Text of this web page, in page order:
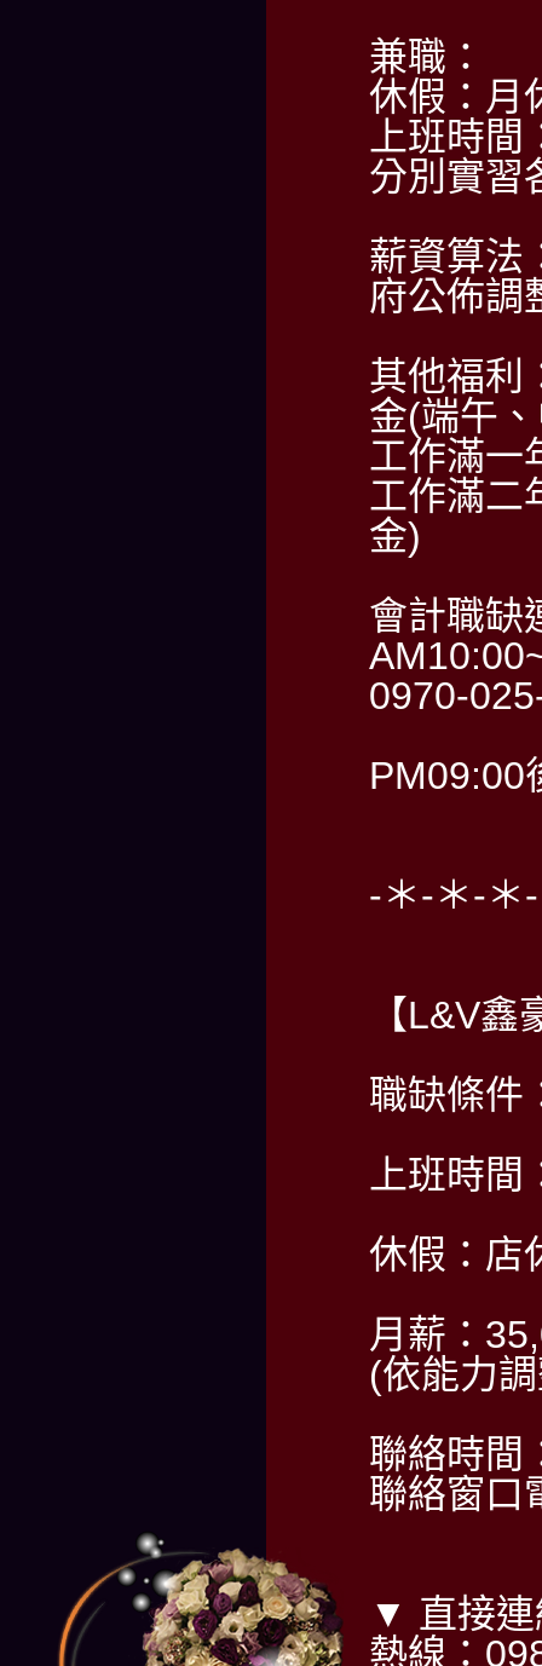
兼職：
休假：月
上班時
分別實習
薪資算法
府公佈調
其他福利
金(端午
工作滿一
工作滿二
金)
會計職缺
0970-
PM09:00
-＊-＊-＊
【L&V
職缺條件
上班時
休假：店
月薪：
(依能力
聯絡時間
聯絡窗口
▼ 直接連
熱線：